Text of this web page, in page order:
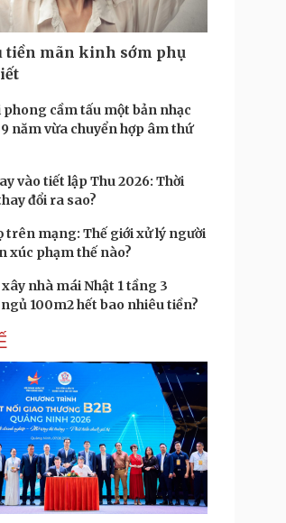
Chuyển đổi số
Podcast
Đọc truyện đêm khuya
Cửa sổ tình yêu
tiền mãn kinh sớm phụ
phong cầm tấu một bản nhạc
năm vừa chuyển hợp âm thứ
vào tiết lập Thu 2026: Thời
đổi ra sao?
trên mạng: Thế giới xử lý người
xúc phạm thế nào?
nhà mái Nhật 1 tầng 3
100m2 hết bao nhiêu tiền?